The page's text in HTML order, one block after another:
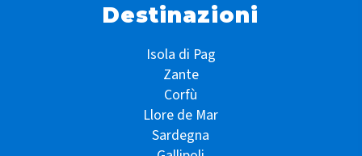
Destinazioni
Isola di Pag
Zante
Corfù
Llore de Mar
Sardegna